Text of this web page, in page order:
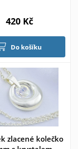
420 Kč
Do košíku
zlacené kolečko